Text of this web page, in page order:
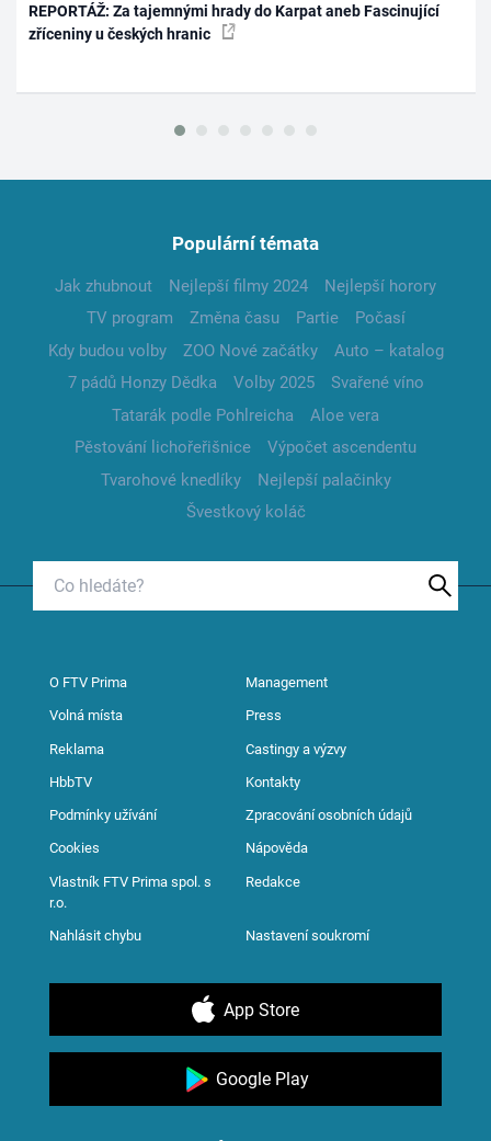
REPORTÁŽ: Za tajemnými hrady do Karpat aneb Fascinující
zříceniny u českých hranic
Populární témata
Jak zhubnout Nejlepší filmy 2024
Nejlepší horory
TV program
Změna času Partie
Počasí
Kdy budou volby
ZOO Nové začátky
Auto – katalog
7 pádů Honzy Dědka
Volby 2025
Svařené víno
Tatarák podle Pohlreicha
Aloe vera
Pěstování lichořeřišnice
Výpočet ascendentu
Tvarohové knedlíky
Nejlepší palačinky
Švestkový koláč
O FTV Prima Management
Volná místa Press
Reklama Castingy a výzvy
HbbTV Kontakty
Podmínky užívání Zpracování osobních údajů
Cookies Nápověda
Vlastník FTV Prima spol. s
r.o.
Redakce
Nahlásit chybu Nastavení soukromí
App Store
Google Play